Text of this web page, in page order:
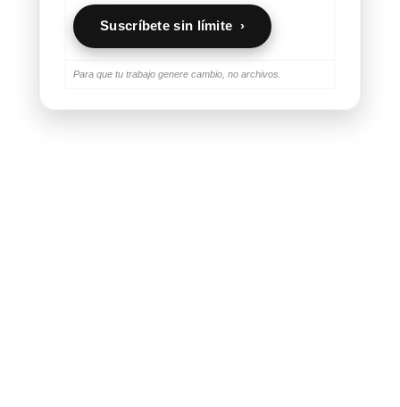
Suscríbete sin límite ›
Para que tu trabajo genere cambio, no archivos.